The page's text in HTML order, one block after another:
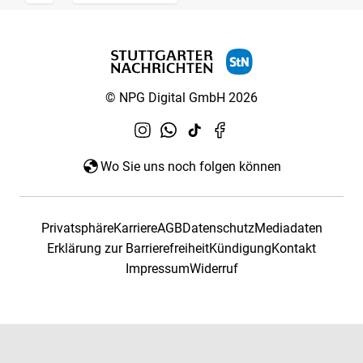
© NPG Digital GmbH 2026
Wo Sie uns noch folgen können
PrivatsphäreKarriereAGBDatenschutzMediadaten
Erklärung zur BarrierefreiheitKündigungKontakt
ImpressumWiderruf